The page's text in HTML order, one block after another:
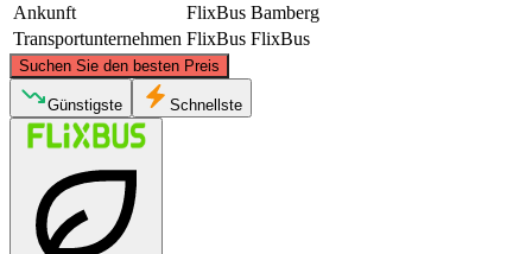
Ankunft
FlixBus Bamberg
Transportunternehmen FlixBus FlixBus
Suchen Sie den besten Preis
Bamberg
©CARTO
Günstigste Schnellste